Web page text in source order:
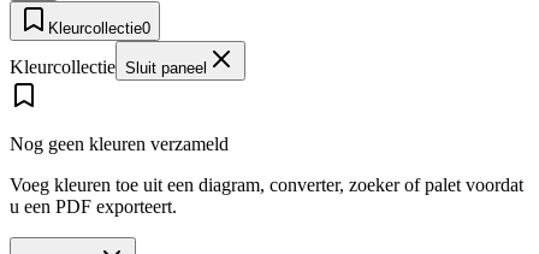
Kleurcollectie0
Kleurcollectie Sluit paneel
Nog geen kleuren verzameld
Voeg kleuren toe uit een diagram, converter, zoeker of palet voordat
u een PDF exporteert.